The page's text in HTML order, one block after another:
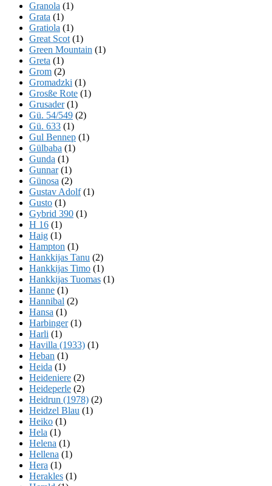
Granola (1)
Grata (1)
Gratiola (1)
Great Scot (1)
Green Mountain (1)
Greta (1)
Grom (2)
Gromadzki (1)
Grosße Rote (1)
Grusader(1)
Gü. 54/549 (2)
Gü. 633 (1)
Gul Bennep (1)
Gülbaba (1)
Gunda (1)
Gunnar(1)
Günosa (2)
Gustav Adolf(1)
Gusto (1)
Gybrid 390 (1)
H 16 (1)
Haig (1)
Hampton (1)
Hankkijas Tanu (2)
Hankkijas Timo (1)
Hankkijas Tuomas (1)
Hanne (1)
Hannibal (2)
Hansa (1)
Harbinger(1)
Harli (1)
Havilla (1933) (1)
Heban (1)
Heida (1)
Heideniere (2)
Heideperle (2)
Heidrun (1978) (2)
Heidzel Blau (1)
Heiko (1)
Hela (1)
Helena (1)
Hellena (1)
Hera (1)
Herakles (1)